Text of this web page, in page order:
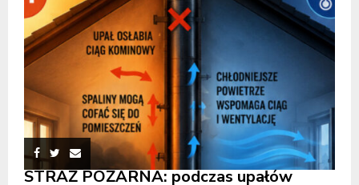
STRAŻ POŻARNA: podczas upałów